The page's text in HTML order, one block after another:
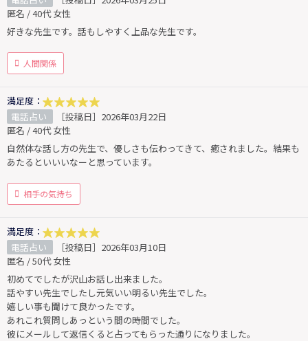
匿名 / 40代 女性
好きな先生です。話もしやすく上品な先生です。
人間関係
満足度：
電話占い
［投稿日］2026年03月22日
匿名 / 40代 女性
自然体な話し方の先生で、優しさも伝わってきて、癒されました。結果も
あたるといいいなーと思っています。
相手の気持ち
満足度：
電話占い
［投稿日］2026年03月10日
匿名 / 50代 女性
初めてでしたが沢山お話し出来ました。
話やすい先生でしたし元気いい明るい先生でした。
嬉しい事も聞けて良かったです。
あれこれ質問しあっという間の時間でした。
彼にメールして返信くると占ってもらった通りになりました。